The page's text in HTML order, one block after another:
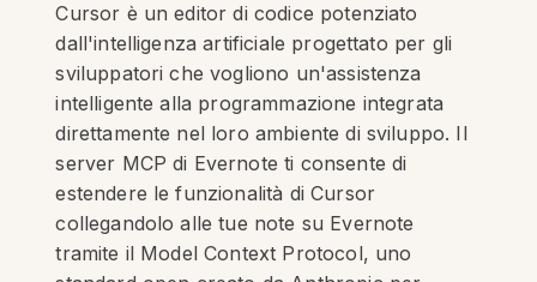
Cursor è un editor di codice potenziato
dall'intelligenza artificiale progettato per gli
sviluppatori che vogliono un'assistenza
intelligente alla programmazione integrata
direttamente nel loro ambiente di sviluppo. Il
server MCP di Evernote ti consente di
estendere le funzionalità di Cursor
collegandolo alle tue note su Evernote
tramite il Model Context Protocol, uno